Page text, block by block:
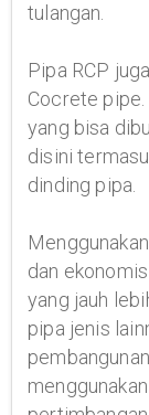
tulangan.
Pipa RCP
Cocrete
yang bisa
disini
dinding pipa.
dan
yang jauh
pipa jenis